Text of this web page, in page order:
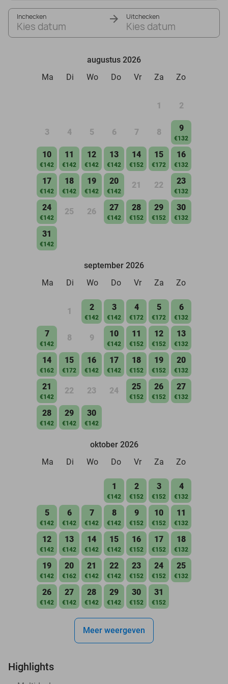
Inchecken
Kies datum
Uitchecken
Kies datum
augustus 2026
Ma
Di Wo Do Vr Za Zo
1 2
3 4 5 6 7 8 9
€132
10
€142
11
€142
12
€142
13
€142
14
€152
15
€172
16
€132
17
€142
18
€142
19
€142
20
€142
21 22 23
€132
24
€142
25 26 27
€142
28
€152
29
€152
30
€132
31
€142
september 2026
Ma
Di Wo Do Vr Za Zo
1 2
€142
3
€142
4
€172
5
€172
6
€132
7
€142
8 9 10
€142
11
€152
12
€152
13
€132
14
€162
15
€172
16
€142
17
€142
18
€152
19
€152
20
€132
21
€142
22 23 24 25
€152
26
€152
27
€132
28
€142
29
€142
30
€142
oktober 2026
Ma
Di Wo Do Vr Za Zo
1
€142
2
€152
3
€152
4
€132
5
€142
6
€142
7
€142
8
€142
9
€152
10
€152
11
€132
12
€142
13
€142
14
€142
15
€142
16
€152
17
€152
18
€132
19
€142
20
€162
21
€142
22
€142
23
€152
24
€152
25
€132
26
€142
27
€142
28
€142
29
€142
30
€152
31
€152
Meer weergeven
Highlights